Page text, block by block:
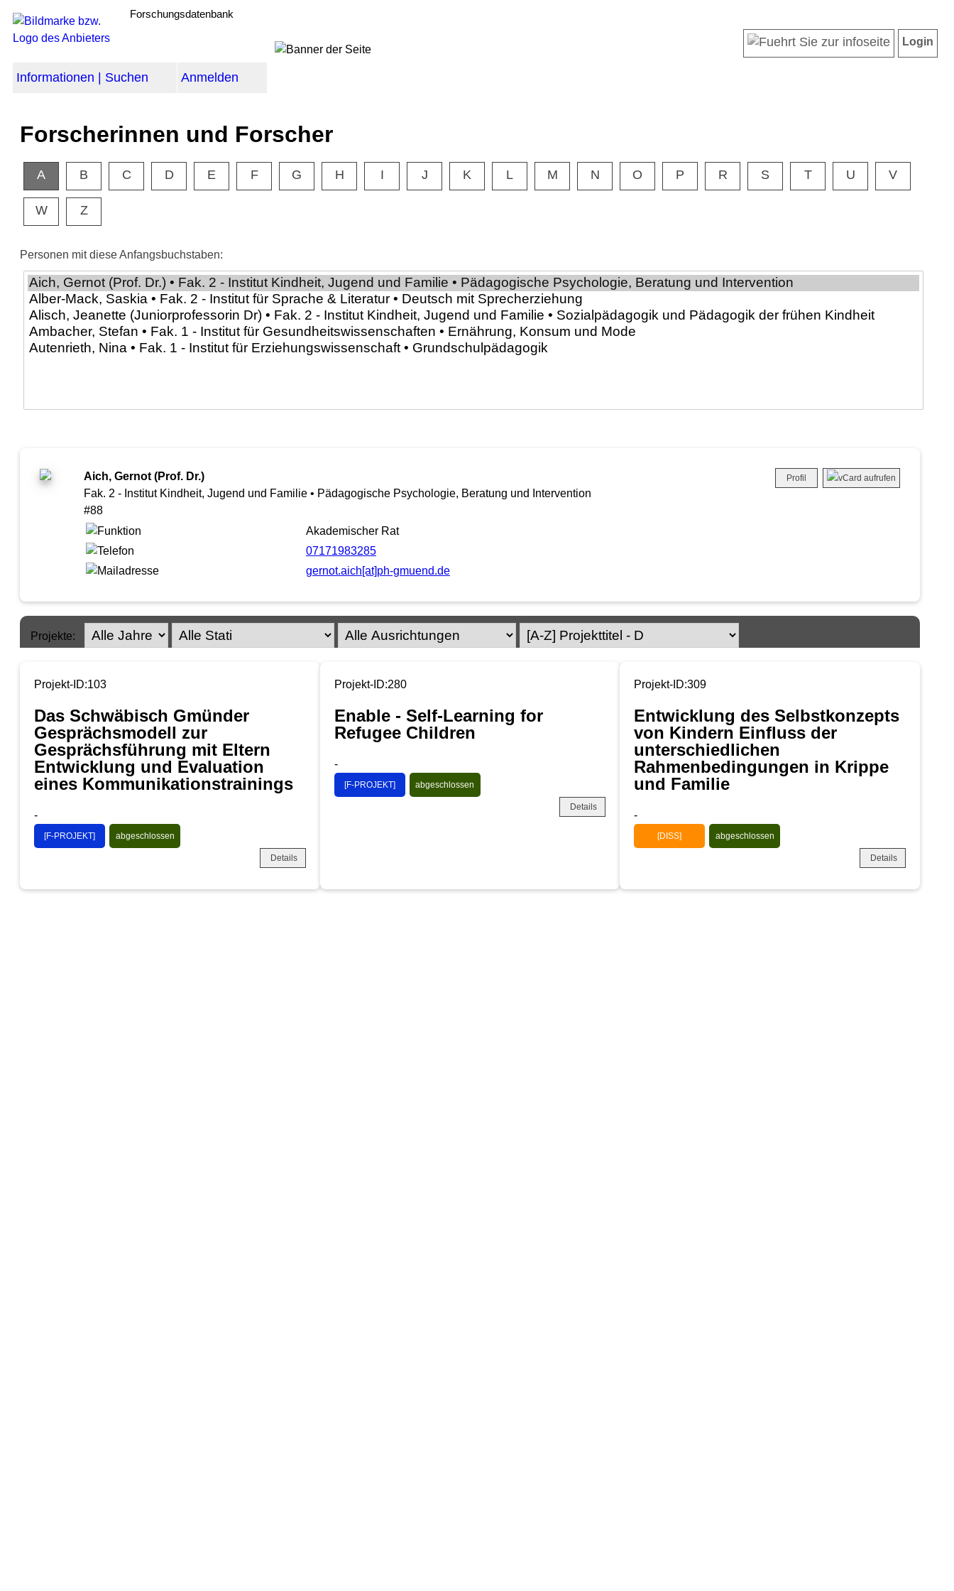
Forschungsdatenbank
Informationen | Suchen Anmelden
Login
Forscherinnen und Forscher
A B C D E F G H I J K L M N O P R S T U V
W Z
Personen mit diese Anfangsbuchstaben:
Aich, Gernot (Prof. Dr.)
Fak. 2 - Institut Kindheit, Jugend und Familie • Pädagogische Psychologie, Beratung und Intervention
#88
Akademischer Rat
07171983285
gernot.aich[at]ph-gmuend.de
Profil
Projekte:
Projekt-ID:103
Das Schwäbisch Gmünder
Gesprächsmodell zur
Gesprächsführung mit Eltern
Entwicklung und Evaluation
eines Kommunikationstrainings
-
[F-PROJEKT] abgeschlossen
Details
Projekt-ID:280
Enable - Self-Learning for
Refugee Children
-
[F-PROJEKT] abgeschlossen
Details
Projekt-ID:309
Entwicklung des Selbstkonzepts
von Kindern Einfluss der
unterschiedlichen
Rahmenbedingungen in Krippe
und Familie
-
[DISS] abgeschlossen
Details